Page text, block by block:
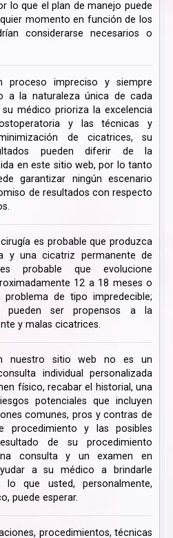
lo que el plan de manejo puede
momento en función de los
considerarse necesarios o
proceso impreciso y siempre
a la naturaleza única de cada
médico prioriza la excelencia
y las técnicas y
de cicatrices, su
pueden diferir de la
en este sitio web, por lo tanto
garantizar ningún escenario
de resultados con respecto
es probable que produzca
y una cicatriz permanente de
probable que evolucione
12 a 18 meses o
de tipo impredecible;
pueden ser propensos a la
y malas cicatrices.
nuestro sitio web no es un
individual personalizada
físico, recabar el historial, una
potenciales que incluyen
comunes, pros y contras de
procedimiento y las posibles
de su procedimiento
consulta y un examen en
a su médico a brindarle
lo que usted, personalmente,
puede esperar.
procedimientos, técnicas